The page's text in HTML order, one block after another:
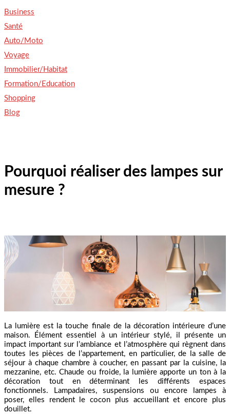
Business
Santé
Auto/Moto
Voyage
Immobilier/Habitat
Formation/Education
Shopping
Blog
Pourquoi réaliser des lampes sur
mesure ?
La lumière est la touche finale de la décoration intérieure d’une
maison. Élément essentiel à un intérieur stylé, il présente un
impact important sur l’ambiance et l’atmosphère qui règnent dans
toutes les pièces de l’appartement, en particulier, de la salle de
séjour à chaque chambre à coucher, en passant par la cuisine, la
mezzanine, etc. Chaude ou froide, la lumière apporte un ton à la
décoration tout en déterminant les différents espaces
fonctionnels. Lampadaires, suspensions ou encore lampes à
poser, elles rendent le cocon plus accueillant et encore plus
douillet.